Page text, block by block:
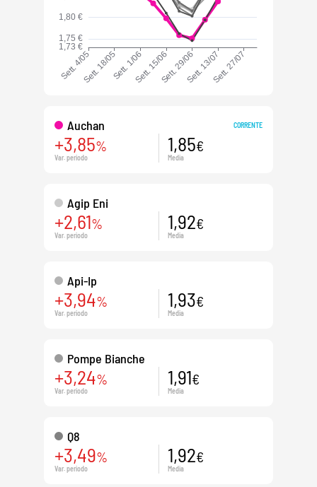
Auchan CORRENTE
+3,85%
Var. periodo
1,85€
Media
Agip Eni
+2,61%
Var. periodo
1,92€
Media
Api-Ip
+3,94%
Var. periodo
1,93€
Media
Pompe Bianche
+3,24%
Var. periodo
1,91€
Media
Q8
+3,49%
Var. periodo
1,92€
Media